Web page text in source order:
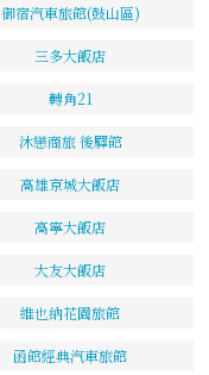
御宿汽車旅館(鼓山區)
三多大飯店
轉角21
沐戀商旅 後驛館
高雄京城大飯店
高寧大飯店
大友大飯店
維也納花園旅館
函館經典汽車旅館